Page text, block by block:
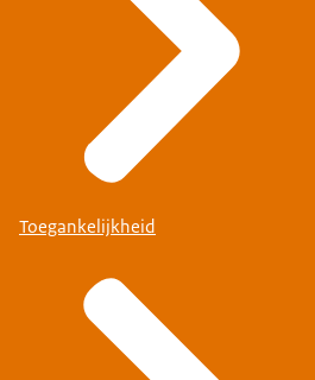
Toegankelijkheid